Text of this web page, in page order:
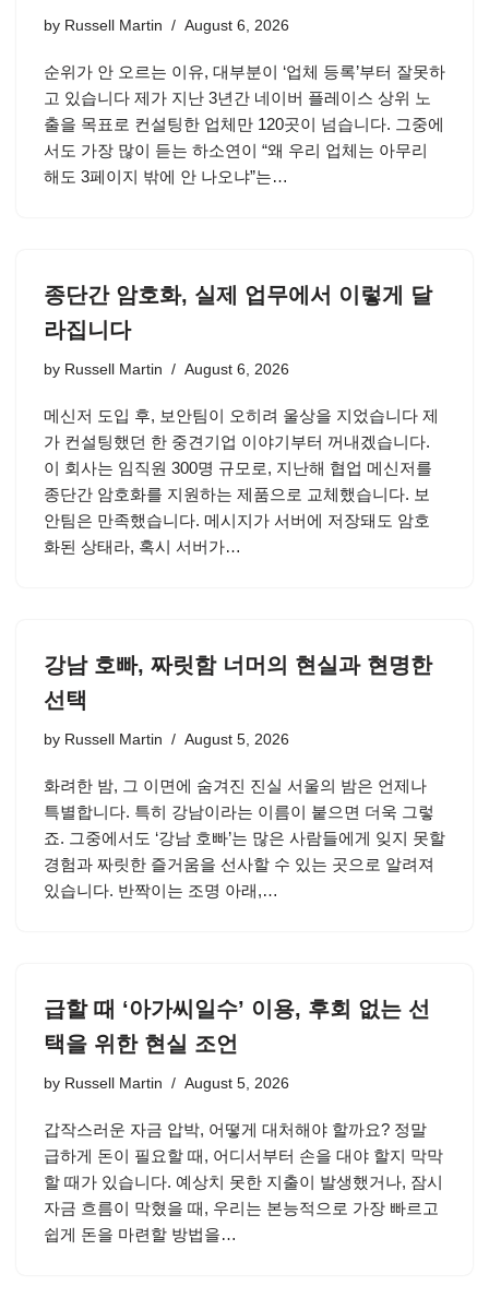
by Russell Martin August 6, 2026
순위가 안 오르는 이유, 대부분이 ‘업체 등록’부터 잘못하
고 있습니다 제가 지난 3년간 네이버 플레이스 상위 노
출을 목표로 컨설팅한 업체만 120곳이 넘습니다. 그중에
서도 가장 많이 듣는 하소연이 “왜 우리 업체는 아무리
해도 3페이지 밖에 안 나오냐”는…
종단간 암호화, 실제 업무에서 이렇게 달
라집니다
by Russell Martin August 6, 2026
메신저 도입 후, 보안팀이 오히려 울상을 지었습니다 제
가 컨설팅했던 한 중견기업 이야기부터 꺼내겠습니다.
이 회사는 임직원 300명 규모로, 지난해 협업 메신저를
종단간 암호화를 지원하는 제품으로 교체했습니다. 보
안팀은 만족했습니다. 메시지가 서버에 저장돼도 암호
화된 상태라, 혹시 서버가…
강남 호빠, 짜릿함 너머의 현실과 현명한
선택
by Russell Martin August 5, 2026
화려한 밤, 그 이면에 숨겨진 진실 서울의 밤은 언제나
특별합니다. 특히 강남이라는 이름이 붙으면 더욱 그렇
죠. 그중에서도 ‘강남 호빠’는 많은 사람들에게 잊지 못할
경험과 짜릿한 즐거움을 선사할 수 있는 곳으로 알려져
있습니다. 반짝이는 조명 아래,…
급할 때 ‘아가씨일수’ 이용, 후회 없는 선
택을 위한 현실 조언
by Russell Martin August 5, 2026
갑작스러운 자금 압박, 어떻게 대처해야 할까요? 정말
급하게 돈이 필요할 때, 어디서부터 손을 대야 할지 막막
할 때가 있습니다. 예상치 못한 지출이 발생했거나, 잠시
자금 흐름이 막혔을 때, 우리는 본능적으로 가장 빠르고
쉽게 돈을 마련할 방법을…